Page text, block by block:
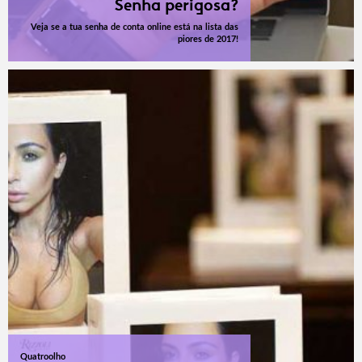
Senha perigosa?
Veja se a tua senha de conta online está na lista das
piores de 2017!
Quatroolho